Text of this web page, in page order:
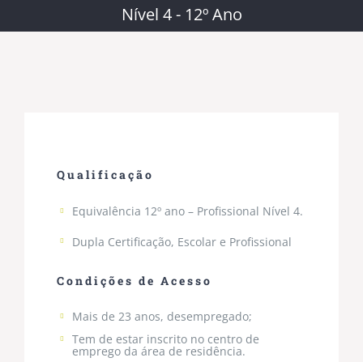
Nível 4 - 12º Ano
Qualificação
Equivalência 12º ano – Profissional Nível 4.
Dupla Certificação, Escolar e Profissional
Condições de Acesso
Mais de 23 anos, desempregado;
Tem de estar inscrito no centro de
emprego da área de residência.